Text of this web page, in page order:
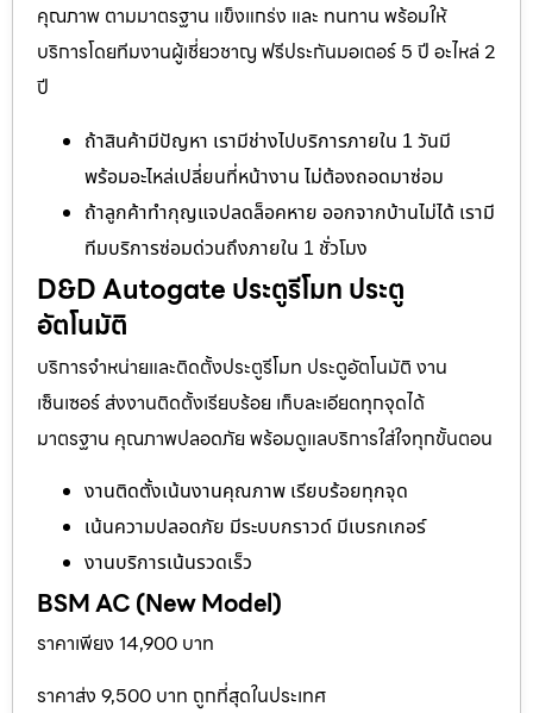
คุณภาพ ตามมาตรฐาน แข็งแกร่ง และ ทนทาน พร้อมให้
บริการโดยทีมงานผู้เชี่ยวชาญ ฟรีประกันมอเตอร์ 5 ปี อะไหล่ 2
ปี
ถ้าสินค้ามีปัญหา เรามีช่างไปบริการภายใน 1 วันมี
พร้อมอะไหล่เปลี่ยนที่หน้างาน ไม่ต้องถอดมาซ่อม
ถ้าลูกค้าทำกุญแจปลดล็อคหาย ออกจากบ้านไม่ได้ เรามี
ทีมบริการซ่อมด่วนถึงภายใน 1 ชั่วโมง
D&D Autogate ประตูรีโมท ประตู
อัตโนมัติ
บริการจำหน่ายและติดตั้งประตูรีโมท ประตูอัตโนมัติ งาน
เซ็นเซอร์ ส่งงานติดตั้งเรียบร้อย เก็บละเอียดทุกจุดได้
มาตรฐาน คุณภาพปลอดภัย พร้อมดูแลบริการใส่ใจทุกขั้นตอน
งานติดตั้งเน้นงานคุณภาพ เรียบร้อยทุกจุด
เน้นความปลอดภัย มีระบบกราวด์ มีเบรกเกอร์
งานบริการเน้นรวดเร็ว
BSM AC (New Model)
ราคาเพียง 14,900 บาท
ราคาส่ง 9,500 บาท ถูกที่สุดในประเทศ